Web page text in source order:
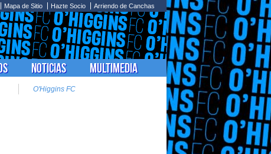
Mapa de Sitio Hazte Socio Arriendo de Canchas
Noticias Multimedia
O'Higgins FC